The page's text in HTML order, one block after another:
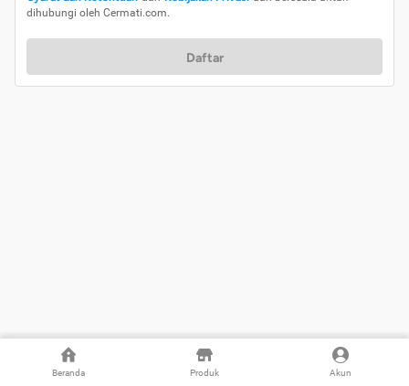
Beranda Produk Akun
dihubungi oleh Cermati.com.
Daftar